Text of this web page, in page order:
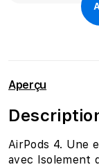
Aperçu
AirPods 4. Une
avec Isolement